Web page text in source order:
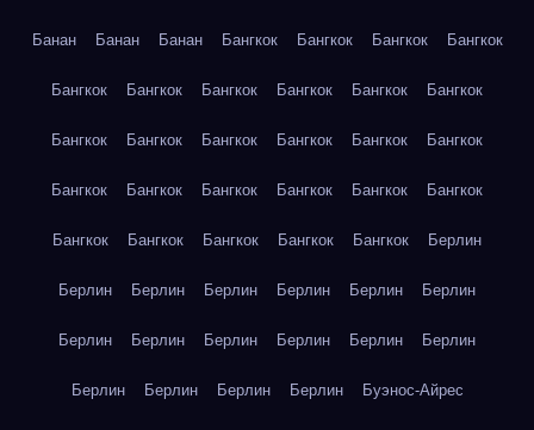
Банан Банан Банан Бангкок Бангкок Бангкок Бангкок
Бангкок Бангкок Бангкок Бангкок Бангкок Бангкок
Бангкок Бангкок Бангкок Бангкок Бангкок Бангкок
Бангкок Бангкок Бангкок Бангкок Бангкок Бангкок
Бангкок Бангкок Бангкок Бангкок Бангкок Берлин
Берлин Берлин Берлин Берлин Берлин Берлин
Берлин Берлин Берлин Берлин Берлин Берлин
Берлин Берлин Берлин Берлин Буэнос-Айрес